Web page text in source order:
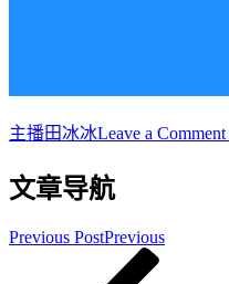
主播田冰冰Leave a Comment
文章导航
Previous PostPrevious